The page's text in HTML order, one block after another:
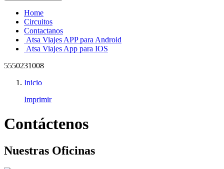
Home
Circuitos
Contactanos
Atsa Viajes APP para Android
Atsa Viajes App para IOS
5550231008
Inicio
Imprimir
Contáctenos
Nuestras Oficinas